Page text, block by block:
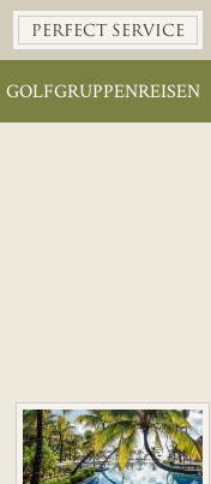
PERFECT SERVICE
GOLFGRUPPENREISEN